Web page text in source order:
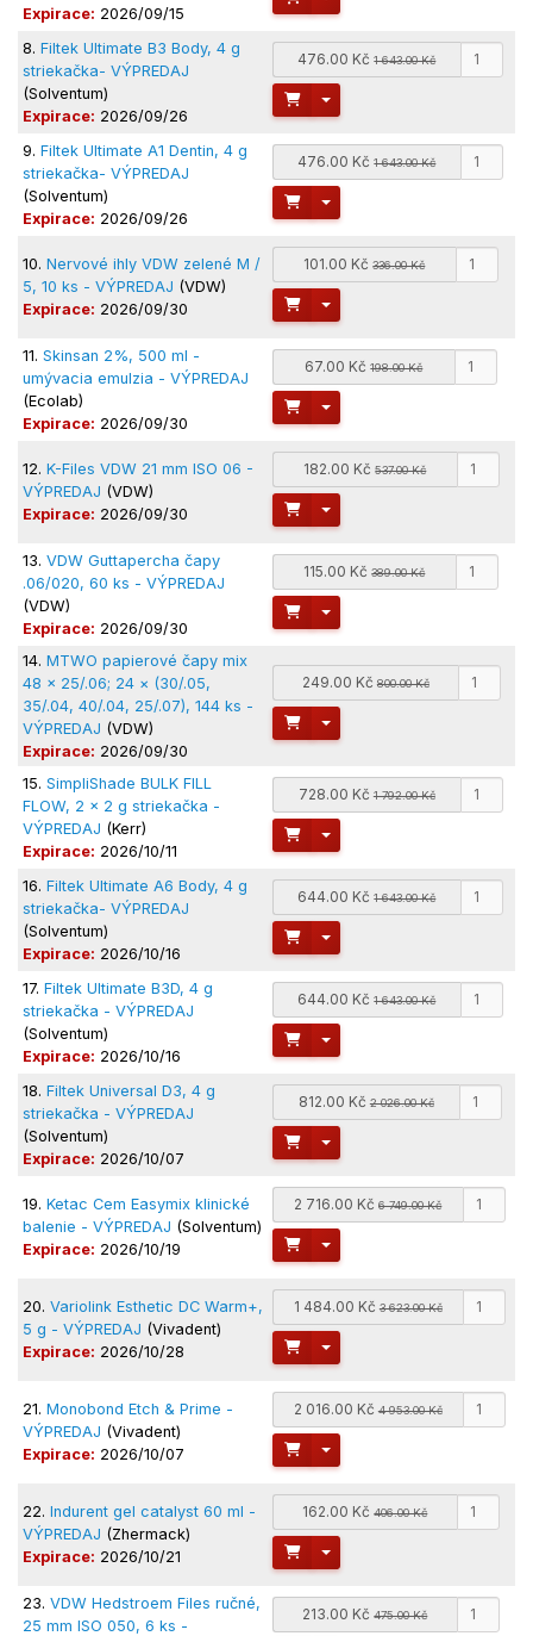
Expirace: 2026/09/15
8. Filtek Ultimate B3 Body, 4 g
striekačka- VÝPREDAJ
(Solventum)
Expirace: 2026/09/26
476.00 Kč1 643.00 Kč
Toggle Dropdown
9. Filtek Ultimate A1 Dentin, 4 g
striekačka- VÝPREDAJ
(Solventum)
Expirace: 2026/09/26
476.00 Kč1 643.00 Kč
Toggle Dropdown
10. Nervové ihly VDW zelené M /
5, 10 ks - VÝPREDAJ (VDW)
Expirace: 2026/09/30
101.00 Kč336.00 Kč
Toggle Dropdown
11. Skinsan 2%, 500 ml -
umývacia emulzia - VÝPREDAJ
(Ecolab)
Expirace: 2026/09/30
67.00 Kč198.00 Kč
Toggle Dropdown
12. K-Files VDW 21 mm ISO 06 -
VÝPREDAJ (VDW)
Expirace: 2026/09/30
182.00 Kč537.00 Kč
Toggle Dropdown
13. VDW Guttapercha čapy
.06/020, 60 ks - VÝPREDAJ
(VDW)
Expirace: 2026/09/30
115.00 Kč389.00 Kč
Toggle Dropdown
14. MTWO papierové čapy mix
48 × 25/.06; 24 × (30/.05,
35/.04, 40/.04, 25/.07), 144 ks -
VÝPREDAJ (VDW)
Expirace: 2026/09/30
249.00 Kč800.00 Kč
Toggle Dropdown
15. SimpliShade BULK FILL
FLOW, 2 x 2 g striekačka -
VÝPREDAJ (Kerr)
Expirace: 2026/10/11
728.00 Kč1 792.00 Kč
Toggle Dropdown
16. Filtek Ultimate A6 Body, 4 g
striekačka- VÝPREDAJ
(Solventum)
Expirace: 2026/10/16
644.00 Kč1 643.00 Kč
Toggle Dropdown
17. Filtek Ultimate B3D, 4 g
striekačka - VÝPREDAJ
(Solventum)
Expirace: 2026/10/16
644.00 Kč1 643.00 Kč
Toggle Dropdown
18. Filtek Universal D3, 4 g
striekačka - VÝPREDAJ
(Solventum)
Expirace: 2026/10/07
812.00 Kč2 026.00 Kč
Toggle Dropdown
19. Ketac Cem Easymix klinické
balenie - VÝPREDAJ (Solventum)
Expirace: 2026/10/19
2 716.00 Kč6 749.00 Kč
Toggle Dropdown
20. Variolink Esthetic DC Warm+,
5 g - VÝPREDAJ (Vivadent)
Expirace: 2026/10/28
1 484.00 Kč3 623.00 Kč
Toggle Dropdown
21. Monobond Etch & Prime -
VÝPREDAJ (Vivadent)
Expirace: 2026/10/07
2 016.00 Kč4 953.00 Kč
Toggle Dropdown
22. Indurent gel catalyst 60 ml -
VÝPREDAJ (Zhermack)
Expirace: 2026/10/21
162.00 Kč406.00 Kč
Toggle Dropdown
23. VDW Hedstroem Files ručné,
25 mm ISO 050, 6 ks -
213.00 Kč475.00 Kč